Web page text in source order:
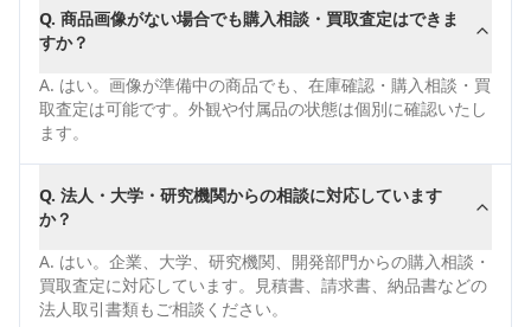
Q. 商品画像がない場合でも購入相談・買取査定はできま
すか？
A. はい。画像が準備中の商品でも、在庫確認・購入相談・買
取査定は可能です。外観や付属品の状態は個別に確認いたし
ます。
Q. 法人・大学・研究機関からの相談に対応しています
か？
A. はい。企業、大学、研究機関、開発部門からの購入相談・
買取査定に対応しています。見積書、請求書、納品書などの
法人取引書類もご相談ください。